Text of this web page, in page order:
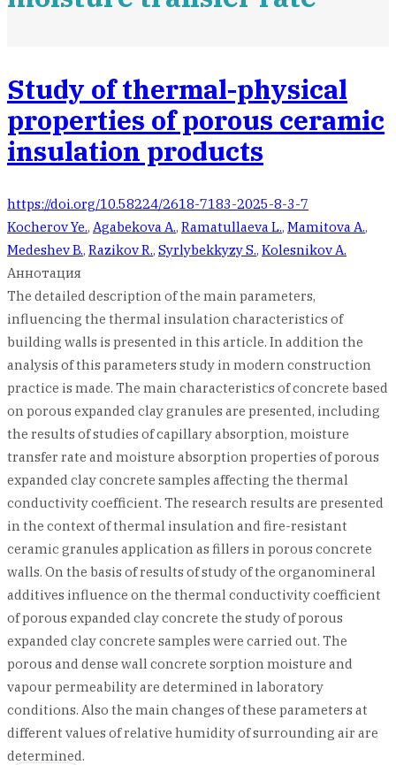
Study of thermal-physical
properties of porous ceramic
insulation products
https://doi.org/10.58224/2618-7183-2025-8-3-7
Kocherov Ye., Agabekova A., Ramatullaeva L., Mamitova A.,
Medeshev B., Razikov R., Syrlybekkyzy S., Kolesnikov A.
Аннотация
The detailed description of the main parameters,
influencing the thermal insulation characteristics of
building walls is presented in this article. In addition the
analysis of this parameters study in modern construction
practice is made. The main characteristics of concrete based
on porous expanded clay granules are presented, including
the results of studies of capillary absorption, moisture
transfer rate and moisture absorption properties of porous
expanded clay concrete samples affecting the thermal
conductivity coefficient. The research results are presented
in the context of thermal insulation and fire-resistant
ceramic granules application as fillers in porous concrete
walls. On the basis of results of study of the organomineral
additives influence on the thermal conductivity coefficient
of porous expanded clay concrete the study of porous
expanded clay concrete samples were carried out. The
porous and dense wall concrete sorption moisture and
vapour permeability are determined in laboratory
conditions. Also the main changes of these parameters at
different values of relative humidity of surrounding air are
determined.